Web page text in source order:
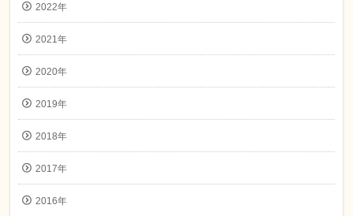
2022年
2021年
2020年
2019年
2018年
2017年
2016年